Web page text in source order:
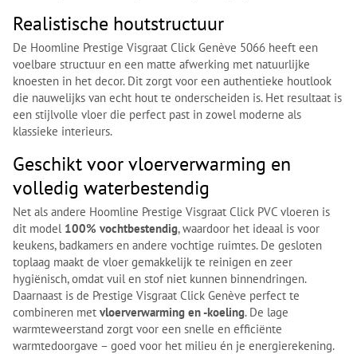
Realistische houtstructuur
De Hoomline Prestige Visgraat Click Genève 5066 heeft een
voelbare structuur en een matte afwerking met natuurlijke
knoesten in het decor. Dit zorgt voor een authentieke houtlook
die nauwelijks van echt hout te onderscheiden is. Het resultaat is
een stijlvolle vloer die perfect past in zowel moderne als
klassieke interieurs.
Geschikt voor vloerverwarming en
volledig waterbestendig
Net als andere Hoomline Prestige Visgraat Click PVC vloeren is
dit model 100% vochtbestendig, waardoor het ideaal is voor
keukens, badkamers en andere vochtige ruimtes. De gesloten
toplaag maakt de vloer gemakkelijk te reinigen en zeer
hygiënisch, omdat vuil en stof niet kunnen binnendringen.
Daarnaast is de Prestige Visgraat Click Genève perfect te
combineren met vloerverwarming en -koeling. De lage
warmteweerstand zorgt voor een snelle en efficiënte
warmtedoorgave – goed voor het milieu én je energierekening.